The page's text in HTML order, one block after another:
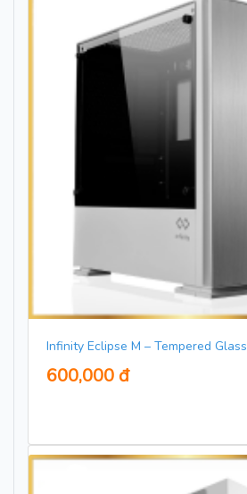
Infinity Eclipse M – Tempered Glass
600,000 đ